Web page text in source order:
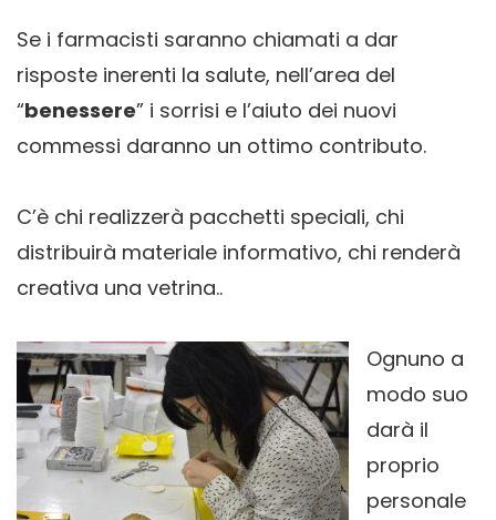
Se i farmacisti saranno chiamati a dar
risposte inerenti la salute, nell’area del
“benessere” i sorrisi e l’aiuto dei nuovi
commessi daranno un ottimo contributo.
C’è chi realizzerà pacchetti speciali, chi
distribuirà materiale informativo, chi renderà
creativa una vetrina..
Ognuno a
modo suo
darà il
proprio
personale